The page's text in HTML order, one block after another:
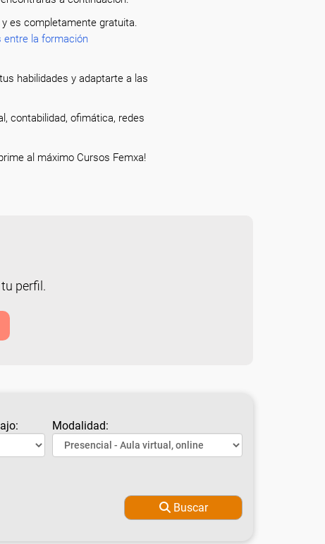
es completamente gratuita.
entre la formación
habilidades y adaptarte a las
contabilidad, ofimática, redes
al máximo Cursos Femxa!
perfil.
Modalidad:
Buscar